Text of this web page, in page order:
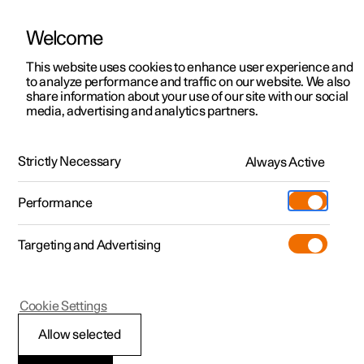
Polestar 2
Polestar 3
Polestar 4
Pre-owned
Köpa
Mer
Upptäck Polestar 2
Provkörning
Upptäck Polestar 3
Provkörning
Upptäck Polestar 4
Provkörning
Erbjudanden privatkund
Erbjudanden företag
Tillgängliga bilar
Designa och beställ
Pre-owned
Provkörning
Extras
(Öppnas i ett nytt fönster)
Experiences
Tjänstebil och företag
Besök
Serviceställen
Ägande
Support
Om Polestar
Polestar 2 BST edition 270
Polestar 2 BST edition 270
Harman Kardon Premium
Sound. Ett panoramatak i
fullängd. En energisparande
värmepump och WeaveTech-
Plus-paketet är
standardutförande i varje
Polestar 2 BST edition 270.
Welcome
This website uses cookies to enhance user experience and
to analyze performance and traffic on our website. We also
share information about your use of our site with our social
media, advertising and analytics partners.
Strictly Necessary Always Active
Performance
Targeting and Advertising
Allow selected
Cookie Settings